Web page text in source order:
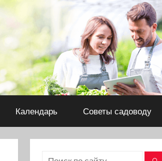
Календарь Советы садоводу